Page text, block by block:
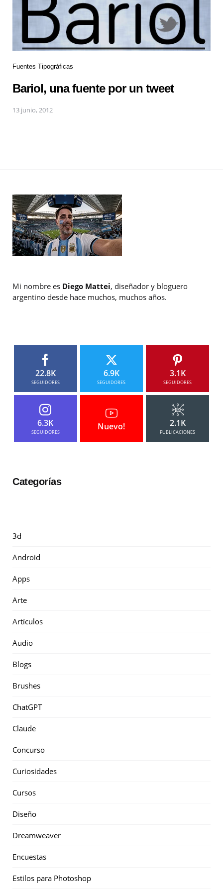
Fuentes Tipográficas
Bariol, una fuente por un tweet
13 junio, 2012
Mi nombre es Diego Mattei, diseñador y bloguero
argentino desde hace muchos, muchos años.
22.8K
SEGUIDORES
6.9K
SEGUIDORES
3.1K
SEGUIDORES
6.3K
SEGUIDORES
Nuevo! 2.1K
PUBLICACIONES
Categorías
3d
Android
Apps
Arte
Artículos
Audio
Blogs
Brushes
ChatGPT
Claude
Concurso
Curiosidades
Cursos
Diseño
Dreamweaver
Encuestas
Estilos para Photoshop